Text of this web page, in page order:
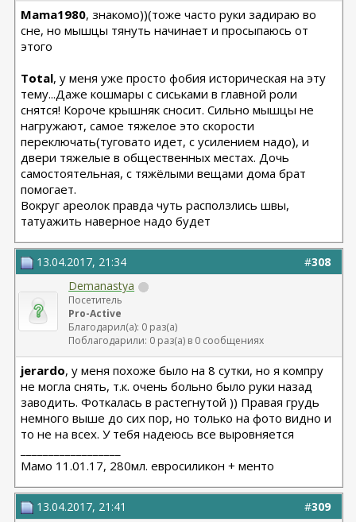
Mama1980, знакомо))(тоже часто руки задираю во
сне, но мышцы тянуть начинает и просыпаюсь от
этого
Total, у меня уже просто фобия историческая на эту
тему...Даже кошмары с сиськами в главной роли
снятся! Короче крышняк сносит. Сильно мышцы не
нагружают, самое тяжелое это скорости
переключать(туговато идет, с усилением надо), и
двери тяжелые в общественных местах. Дочь
самостоятельная, с тяжёлыми вещами дома брат
помогает.
Вокруг ареолок правда чуть расползлись швы,
татуажить наверное надо будет
#308
13.04.2017, 21:34
Demanastya
Посетитель
Pro-Active
Благодарил(а): 0 раз(а)
Поблагодарили: 0 раз(а) в 0 сообщениях
jerardo, у меня похоже было на 8 сутки, но я компру
не могла снять, т.к. очень больно было руки назад
заводить. Фоткалась в растегнутой )) Правая грудь
немного выше до сих пор, но только на фото видно и
то не на всех. У тебя надеюсь все выровняется
Мамо 11.01.17, 280мл. евросиликон + менто
#309
13.04.2017, 21:41